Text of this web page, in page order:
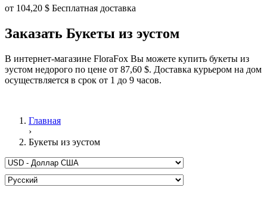
от 104,20 $
Заказать Букеты из эустом
В интернет-магазине FloraFox Вы можете купить букеты из
эустом недорого по цене от 87,60 $. Доставка курьером на дом
осуществляется в срок от 1 до 9 часов.
Главная
›
Букеты из эустом